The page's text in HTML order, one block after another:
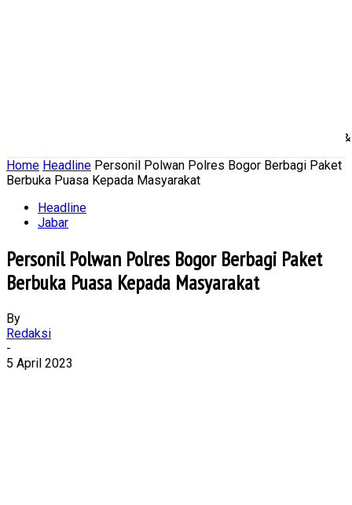
Politik
Home Headline Personil Polwan Polres Bogor Berbagi Paket
Berbuka Puasa Kepada Masyarakat
Headline
Jabar
Personil Polwan Polres Bogor Berbagi Paket
Berbuka Puasa Kepada Masyarakat
By
Redaksi
-
5 April 2023